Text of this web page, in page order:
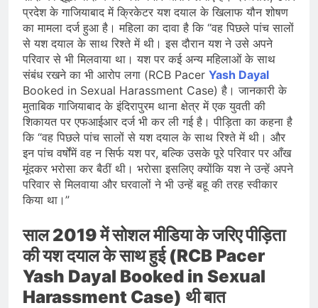
प्रदेश के गाजियाबाद में क्रिकेटर यश दयाल के खिलाफ यौन शोषण
का मामला दर्ज हुआ है। महिला का दावा है कि “वह पिछले पांच सालों
से यश दयाल के साथ रिश्ते में थी। इस दौरान यश ने उसे अपने
परिवार से भी मिलवाया था। यश पर कई अन्य महिलाओं के साथ
संबंध रखने का भी आरोप लगा (RCB Pacer Yash Dayal
Booked in Sexual Harassment Case) है। जानकारी के
मुताबिक गाजियाबाद के इंदिरापुरम थाना क्षेत्र में एक युवती की
शिकायत पर एफआईआर दर्ज भी कर ली गई है। पीड़िता का कहना है
कि “वह पिछले पांच सालों से यश दयाल के साथ रिश्ते में थी। और
इन पांच वर्षोंमें वह न सिर्फ यश पर, बल्कि उसके पूरे परिवार पर आँख
मूंदकर भरोसा कर बैठीं थी। भरोसा इसलिए क्योंकि यश ने उन्हें अपने
परिवार से मिलवाया और घरवालों ने भी उन्हें बहू की तरह स्वीकार
किया था।”
साल 2019 में सोशल मीडिया के जरिए पीड़िता
की यश दयाल के साथ हुई (RCB Pacer
Yash Dayal Booked in Sexual
Harassment Case) थी बात